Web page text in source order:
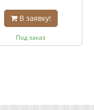
В заявку!
Под заказ